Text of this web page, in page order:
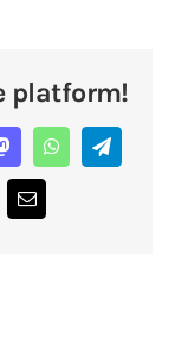
platform!
MastodonWhatsAppTelegram
E-